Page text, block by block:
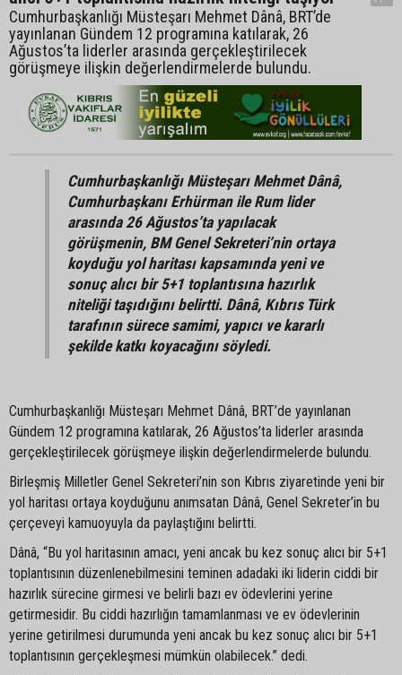
Cumhurbaşkanlığı Müsteşarı Mehmet Dânâ, BRT’de
yayınlanan Gündem 12 programına katılarak, 26
Ağustos’ta liderler arasında gerçekleştirilecek
görüşmeye ilişkin değerlendirmelerde bulundu.
Cumhurbaşkanlığı Müsteşarı Mehmet Dânâ,
Cumhurbaşkanı Erhürman ile Rum lider
arasında 26 Ağustos’ta yapılacak
görüşmenin, BM Genel Sekreteri’nin ortaya
koyduğu yol haritası kapsamında yeni ve
sonuç alıcı bir 5+1 toplantısına hazırlık
niteliği taşıdığını belirtti. Dânâ, Kıbrıs Türk
tarafının sürece samimi, yapıcı ve kararlı
şekilde katkı koyacağını söyledi.
Cumhurbaşkanlığı Müsteşarı Mehmet Dânâ, BRT’de yayınlanan
Gündem 12 programına katılarak, 26 Ağustos’ta liderler arasında
gerçekleştirilecek görüşmeye ilişkin değerlendirmelerde bulundu.
Birleşmiş Milletler Genel Sekreteri’nin son Kıbrıs ziyaretinde yeni bir
yol haritası ortaya koyduğunu anımsatan Dânâ, Genel Sekreter’in bu
çerçeveyi kamuoyuyla da paylaştığını belirtti.
Dânâ, “Bu yol haritasının amacı, yeni ancak bu kez sonuç alıcı bir 5+1
toplantısının düzenlenebilmesini teminen adadaki iki liderin ciddi bir
hazırlık sürecine girmesi ve belirli bazı ev ödevlerini yerine
getirmesidir. Bu ciddi hazırlığın tamamlanması ve ev ödevlerinin
yerine getirilmesi durumunda yeni ancak bu kez sonuç alıcı bir 5+1
toplantısının gerçekleşmesi mümkün olabilecek.” dedi.